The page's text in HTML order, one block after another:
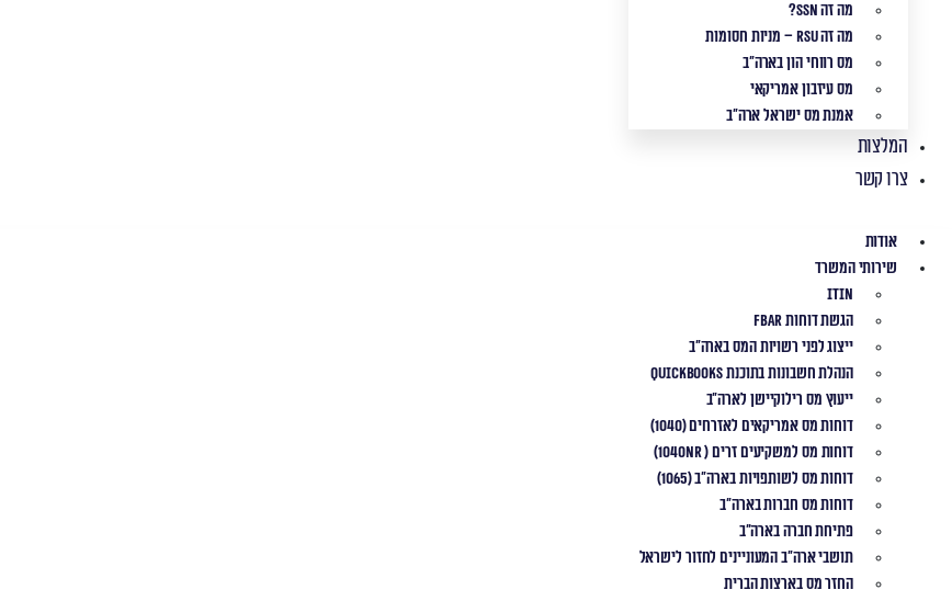
מה זה SSN?
מה זה RSU – מניות חסומות
מס רווחי הון בארה"ב
מס עיזבון אמריקאי
אמנת מס ישראל ארה"ב
המלצות
צרו קשר
אודות
שירותי המשרד
ITIN
הגשת דוחות FBAR
ייצוג לפני רשויות המס בארה"ב
הנהלת חשבונות בתוכנת QuickBooks
ייעוץ מס רילוקיישן לארה"ב
דוחות מס אמריקאים לאזרחים (1040)
דוחות מס למשקיעים זרים ( 1040NR)
דוחות מס לשותפויות בארה"ב (1065)
דוחות מס חברות בארה"ב
פתיחת חברה בארה"ב
תושבי ארה"ב המעוניינים לחזור לישראל
החזר מס בארצות הברית